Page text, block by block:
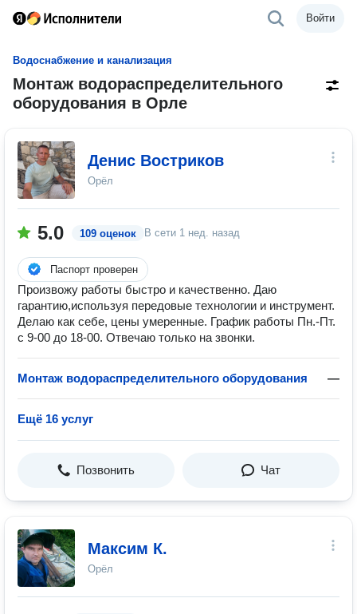
Войти
Водоснабжение и канализация
Монтаж водораспределительного
оборудования в Орле
Денис Востриков
Орёл
5.0 109 оценок В сети 1 нед. назад
Паспорт проверен
Произвожу работы быстро и качественно. Даю
гарантию,используя передовые технологии и инструмент.
Делаю как себе, цены умеренные. График работы Пн.-Пт.
с 9-00 до 18-00. Отвечаю только на звонки.
Монтаж водораспределительного оборудования —
Ещё 16 услуг
Позвонить Чат
Максим К.
Орёл